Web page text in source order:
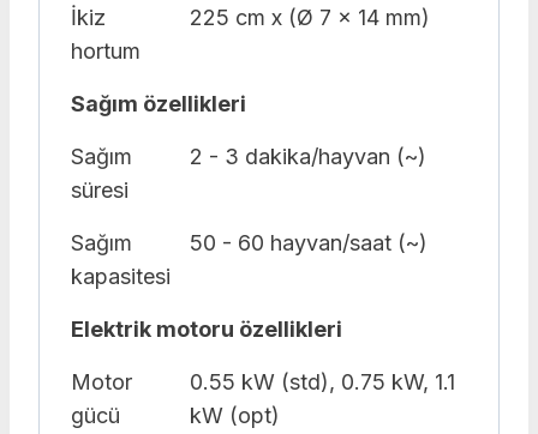
İkiz
hortum
225 cm x (Ø 7 x 14 mm)
Sağım özellikleri
Sağım
süresi
2 - 3 dakika/hayvan (~)
Sağım
kapasitesi
50 - 60 hayvan/saat (~)
Elektrik motoru özellikleri
Motor
gücü
0.55 kW (std), 0.75 kW, 1.1
kW (opt)